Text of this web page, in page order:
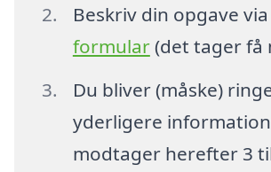
Beskriv din opgave via
formular(det tager få
Du bliver (måske)
yderligere
modtager herefter 3